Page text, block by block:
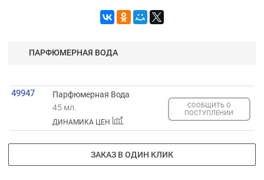
ПАРФЮМЕРНАЯ ВОДА
49947
Парфюмерная Вода
45 мл.
ДИНАМИКА ЦЕН
СООБЩИТЬ О
ПОСТУПЛЕНИИ
ЗАКАЗ В ОДИН КЛИК